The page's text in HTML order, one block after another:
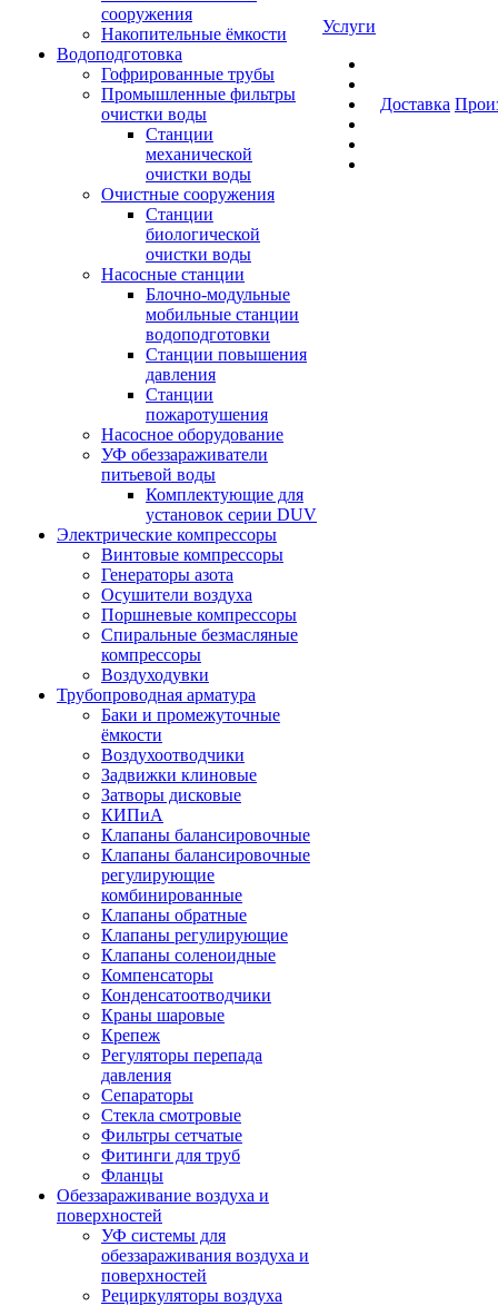
сооружения
Накопительные ёмкости
Водоподготовка
Гофрированные трубы
Промышленные фильтры
очистки воды
Станции
механической
очистки воды
Очистные сооружения
Станции
биологической
очистки воды
Насосные станции
Блочно-модульные
мобильные станции
водоподготовки
Станции повышения
давления
Станции
пожаротушения
Насосное оборудование
УФ обеззараживатели
питьевой воды
Комплектующие для
установок серии DUV
Электрические компрессоры
Винтовые компрессоры
Генераторы азота
Осушители воздуха
Поршневые компрессоры
Спиральные безмасляные
компрессоры
Воздуходувки
Трубопроводная арматура
Баки и промежуточные
ёмкости
Воздухоотводчики
Задвижки клиновые
Затворы дисковые
КИПиА
Клапаны балансировочные
Клапаны балансировочные
регулирующие
комбинированные
Клапаны обратные
Клапаны регулирующие
Клапаны соленоидные
Компенсаторы
Конденсатоотводчики
Краны шаровые
Крепеж
Регуляторы перепада
давления
Сепараторы
Стекла смотровые
Фильтры сетчатые
Фитинги для труб
Фланцы
Обеззараживание воздуха и
поверхностей
УФ системы для
обеззараживания воздуха и
поверхностей
Рециркуляторы воздуха
Услуги
Доставка